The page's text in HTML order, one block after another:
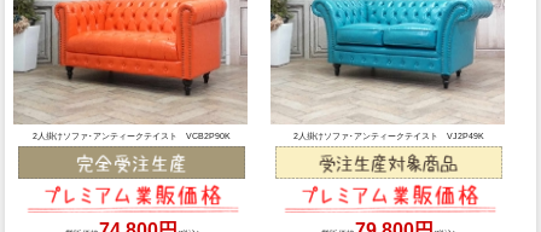
2人掛けソファ･アンティークテイスト VCB2P90K 2人掛けソファ･アンティークテイスト VJ2P49K